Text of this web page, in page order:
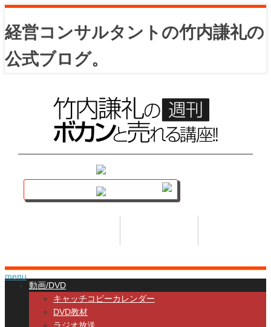
経営コンサルタントの竹内謙礼の
公式ブログ。
menu
動画/DVD
キャッチコピーカレンダー
DVD教材